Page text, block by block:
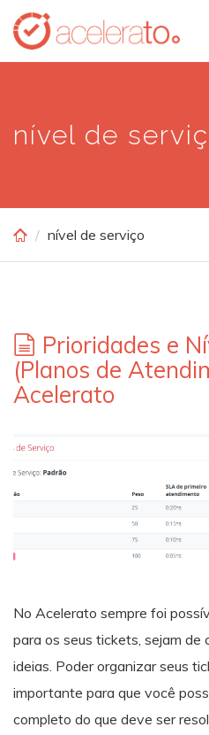
Skip
main
nível de
nível de serviço
Prioridades e
(Planos de
Acelerato
No Acelerato sempre foi
para os seus tickets, sejam de
ideias. Poder organizar seus
importante para que você
completo do que deve ser